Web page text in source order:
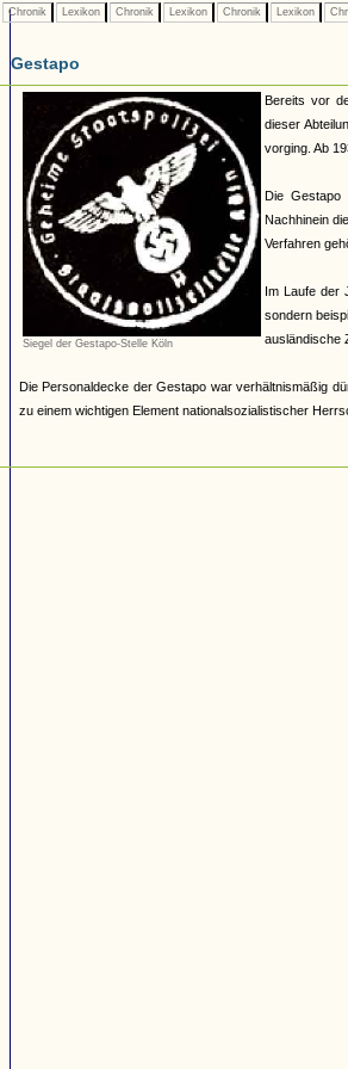
Chronik Lexikon Chronik Lexikon Chronik Lexikon
Gestapo
Siegel der Gestapo-Stelle Köln
Bereits vor
dieser
vorging. Ab
Die Gestapo
Nachhinein
Verfahren
Im Laufe der
sondern
ausländische
Die Personaldecke der Gestapo war verhältnismäßig
zu einem wichtigen Element nationalsozialistischer